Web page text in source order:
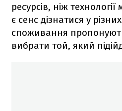
ресурсів, ніж
є сенс дізнатися у
споживання
вибрати той, який